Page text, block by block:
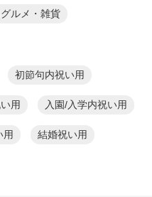
ルメ・雑貨
初節句内祝い用
用 入園/入学内祝い用
用 結婚祝い用